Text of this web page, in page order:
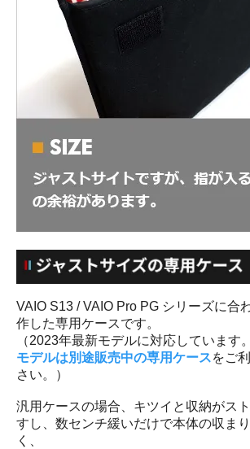
VAIO S13 / VAIO Pro PG シリーズに合
作した専用ケースです。
（2023年最新モデルに対応しています。
モデルは別途販売中の専用ケースをご
さい。）
汎用ケースの場合、キツイと収納がス
すし、数センチ緩いだけで本体の収ま
く、